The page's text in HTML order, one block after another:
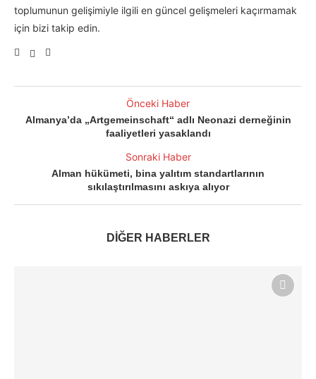
toplumunun gelişimiyle ilgili en güncel gelişmeleri kaçırmamak
için bizi takip edin.
Önceki Haber
Almanya’da „Artgemeinschaft“ adlı Neonazi derneğinin
faaliyetleri yasaklandı
Sonraki Haber
Alman hükümeti, bina yalıtım standartlarının
sıkılaştırılmasını askıya alıyor
DİĞER HABERLER